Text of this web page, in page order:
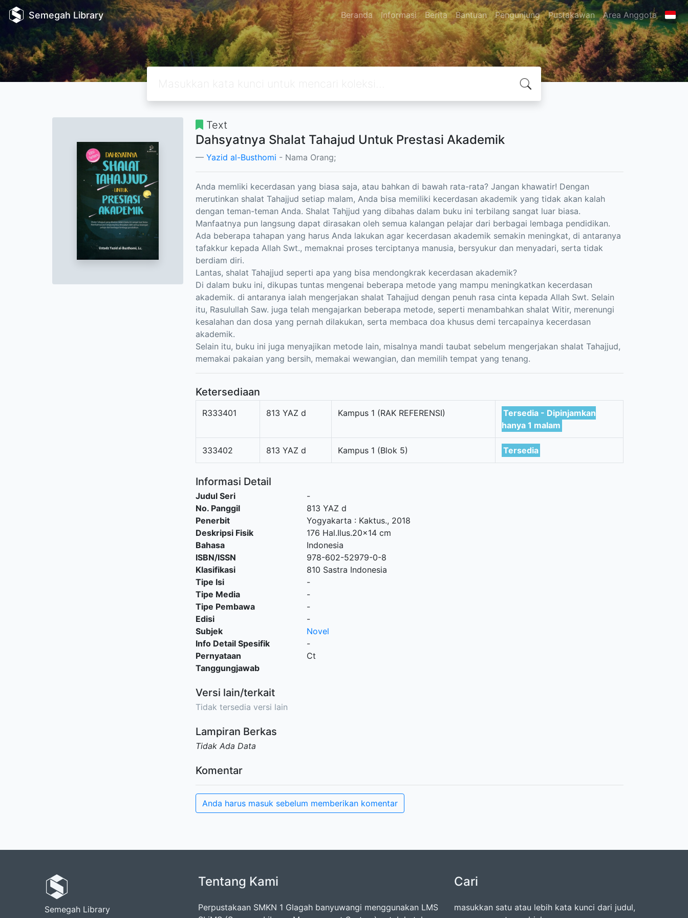
Semegah Library Beranda Informasi Berita Bantuan Pengunjung Pustakawan Area Anggota
Text
Dahsyatnya Shalat Tahajud Untuk Prestasi Akademik
Yazid al-Busthomi - Nama Orang;
Anda memliki kecerdasan yang biasa saja, atau bahkan di bawah rata-rata? Jangan khawatir! Dengan
merutinkan shalat Tahajjud setiap malam, Anda bisa memiliki kecerdasan akademik yang tidak akan kalah
dengan teman-teman Anda. Shalat Tahjjud yang dibahas dalam buku ini terbilang sangat luar biasa.
Manfaatnya pun langsung dapat dirasakan oleh semua kalangan pelajar dari berbagai lembaga pendidikan.
Ada beberapa tahapan yang harus Anda lakukan agar kecerdasan akademik semakin meningkat, di antaranya
tafakkur kepada Allah Swt., memaknai proses terciptanya manusia, bersyukur dan menyadari, serta tidak
berdiam diri.
Lantas, shalat Tahajjud seperti apa yang bisa mendongkrak kecerdasan akademik?
Di dalam buku ini, dikupas tuntas mengenai beberapa metode yang mampu meningkatkan kecerdasan
akademik. di antaranya ialah mengerjakan shalat Tahajjud dengan penuh rasa cinta kepada Allah Swt. Selain
itu, Rasulullah Saw. juga telah mengajarkan beberapa metode, seperti menambahkan shalat Witir, merenungi
kesalahan dan dosa yang pernah dilakukan, serta membaca doa khusus demi tercapainya kecerdasan
akademik.
Selain itu, buku ini juga menyajikan metode lain, misalnya mandi taubat sebelum mengerjakan shalat Tahajjud,
memakai pakaian yang bersih, memakai wewangian, dan memilih tempat yang tenang.
Ketersediaan
R333401 813 YAZ d Kampus 1 (RAK REFERENSI)
Tersedia - Dipinjamkan
hanya 1 malam
333402 813 YAZ d Kampus 1 (Blok 5) Tersedia
Informasi Detail
Judul Seri
-
No. Panggil
813 YAZ d
Penerbit
Yogyakarta : Kaktus., 2018
Deskripsi Fisik
176 Hal.Ilus.20x14 cm
Bahasa
Indonesia
ISBN/ISSN
978-602-52979-0-8
Klasifikasi
810 Sastra Indonesia
Tipe Isi
-
Tipe Media
-
Tipe Pembawa
-
Edisi
-
Subjek
Novel
Info Detail Spesifik
-
Pernyataan
Tanggungjawab
Ct
Versi lain/terkait
Tidak tersedia versi lain
Lampiran Berkas
Tidak Ada Data
Komentar
Anda harus masuk sebelum memberikan komentar
Semegah Library
Tentang Kami
Perpustakaan SMKN 1 Glagah banyuwangi menggunakan LMS
Cari
masukkan satu atau lebih kata kunci dari judul,